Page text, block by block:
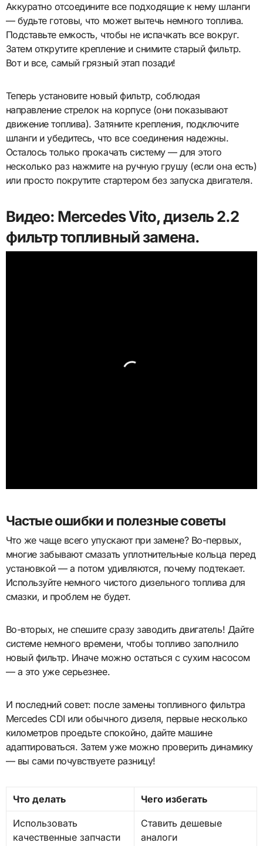
Аккуратно отсоедините все подходящие к нему шланги
— будьте готовы, что может вытечь немного топлива.
Подставьте емкость, чтобы не испачкать все вокруг.
Затем открутите крепление и снимите старый фильтр.
Вот и все, самый грязный этап позади!
Теперь установите новый фильтр, соблюдая
направление стрелок на корпусе (они показывают
движение топлива). Затяните крепления, подключите
шланги и убедитесь, что все соединения надежны.
Осталось только прокачать систему — для этого
несколько раз нажмите на ручную грушу (если она есть)
или просто покрутите стартером без запуска двигателя.
Видео: Mercedes Vito, дизель 2.2
фильтр топливный замена.
Частые ошибки и полезные советы
Что же чаще всего упускают при замене? Во-первых,
многие забывают смазать уплотнительные кольца перед
установкой — а потом удивляются, почему подтекает.
Используйте немного чистого дизельного топлива для
смазки, и проблем не будет.
Во-вторых, не спешите сразу заводить двигатель! Дайте
системе немного времени, чтобы топливо заполнило
новый фильтр. Иначе можно остаться с сухим насосом
— а это уже серьезнее.
И последний совет: после замены топливного фильтра
Mercedes CDI или обычного дизеля, первые несколько
километров проедьте спокойно, дайте машине
адаптироваться. Затем уже можно проверить динамику
— вы сами почувствуете разницу!
Что делать Чего избегать
Использовать
качественные запчасти
Ставить дешевые
аналоги